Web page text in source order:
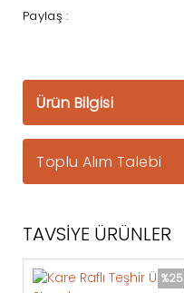
Paylaş :
Ürün Bilgisi
Toplu Alım Talebi
TAVSİYE ÜRÜNLER
%25